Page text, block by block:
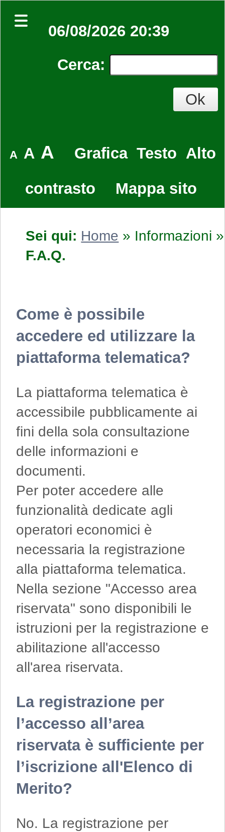
06/08/2026 20:39
Cerca:
A A A Grafica Testo Alto
contrasto
Mappa sito
Sei qui: Home » Informazioni »
F.A.Q.
Come è possibile
accedere ed utilizzare la
piattaforma telematica?
La piattaforma telematica è
accessibile pubblicamente ai
fini della sola consultazione
delle informazioni e
documenti.
Per poter accedere alle
funzionalità dedicate agli
operatori economici è
necessaria la registrazione
alla piattaforma telematica.
Nella sezione "Accesso area
riservata" sono disponibili le
istruzioni per la registrazione e
abilitazione all'accesso
all'area riservata.
La registrazione per
l’accesso all’area
riservata è sufficiente per
l’iscrizione all'Elenco di
Merito?
No. La registrazione per